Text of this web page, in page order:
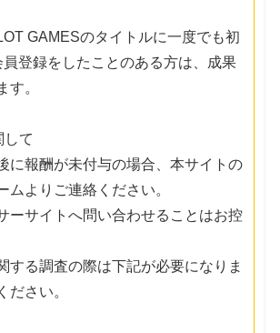
GAMESのタイトルに一度でも初
員登録をしたことのある方は、成果
す。
して
に報酬が未付与の場合、本サイトの
ムよりご連絡ください。
ーサイトへ問い合わせることはお控
する調査の際は下記が必要になりま
ださい。